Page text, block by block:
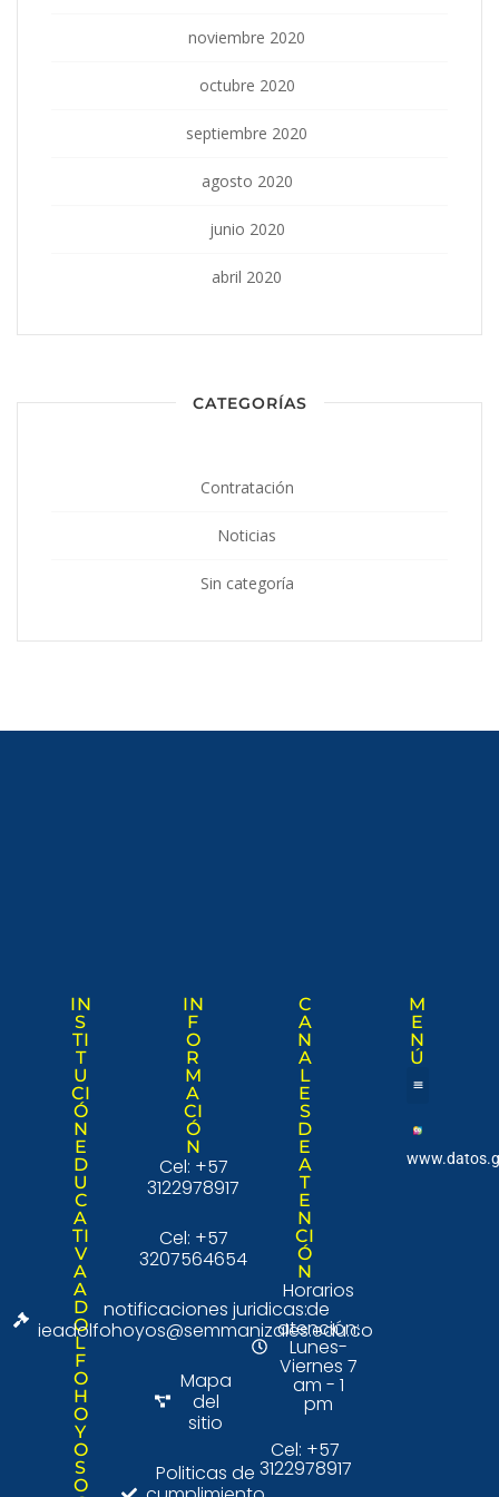
noviembre 2020
octubre 2020
septiembre 2020
agosto 2020
junio 2020
abril 2020
CATEGORÍAS
Contratación
Noticias
Sin categoría
IN
S
TI
T
U
CI
Ó
N
E
D
U
C
A
TI
V
A
A
D
O
L
F
O
H
O
Y
O
S
O
IN
F
O
R
M
A
CI
Ó
N
Cel: +57
3122978917
Cel: +57
3207564654
notificaciones juridicas:
ieadolfohoyos@semmanizales.edu.co
Mapa
del
sitio
Politicas de
C
A
N
A
L
E
S
D
E
A
T
E
N
CI
Ó
N
Horarios
de
atención:
Lunes-
Viernes 7
am - 1
pm
Cel: +57
3122978917
M
E
N
Ú